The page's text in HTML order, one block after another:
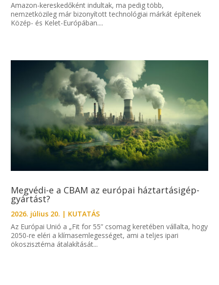
Amazon-kereskedőként indultak, ma pedig több,
nemzetközileg már bizonyított technológiai márkát építenek
Közép- és Kelet-Európában....
Megvédi-e a CBAM az európai háztartásigép-
gyártást?
2026. július 20. | KUTATÁS
Az Európai Unió a „Fit for 55” csomag keretében vállalta, hogy
2050-re eléri a klímasemlegességet, ami a teljes ipari
ökoszisztéma átalakítását...